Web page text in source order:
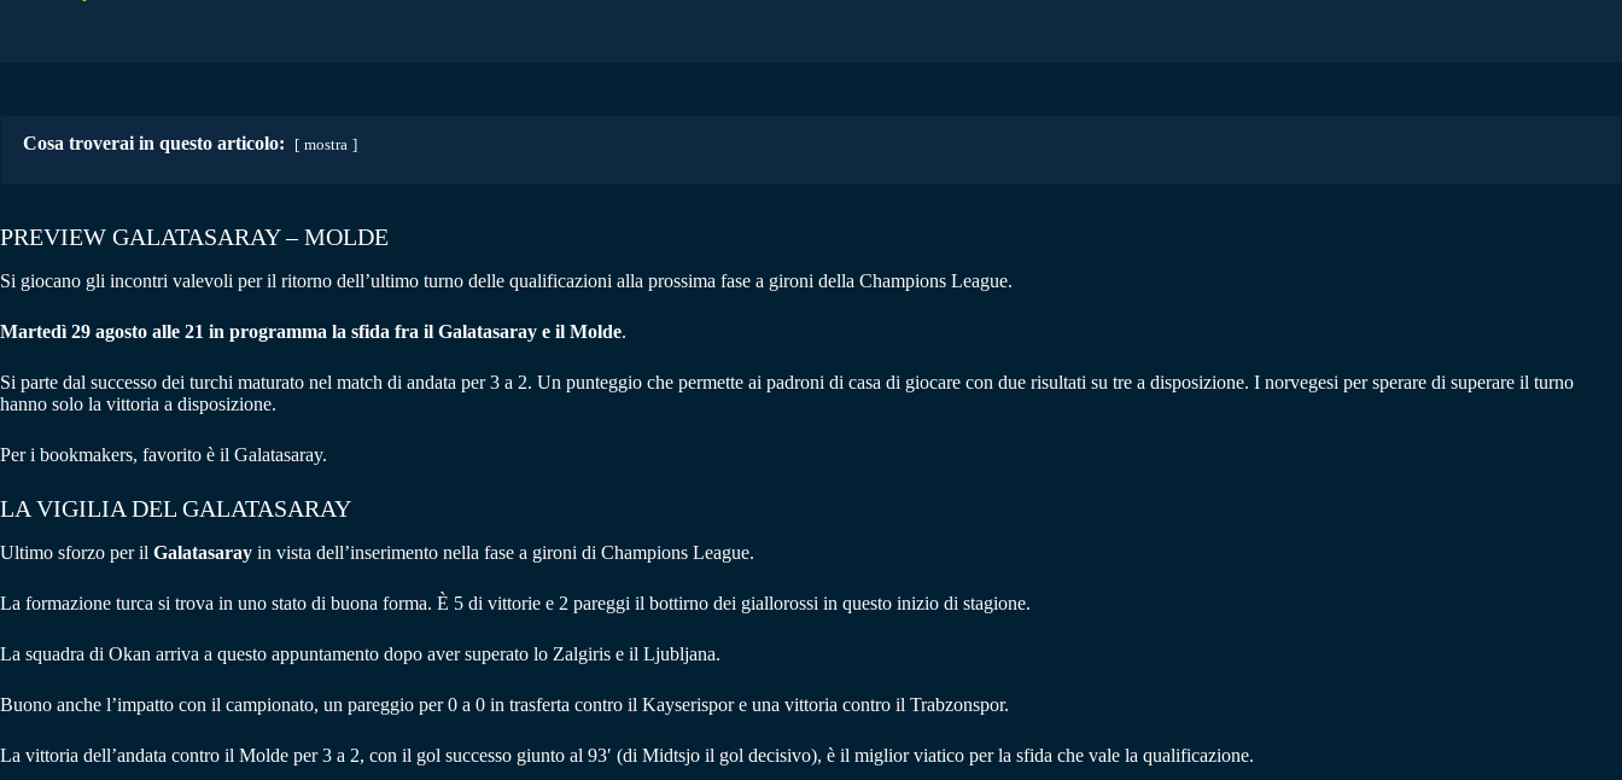
Cosa troverai in questo articolo: mostra
PREVIEW GALATASARAY – MOLDE
Si giocano gli incontri valevoli per il ritorno dell’ultimo turno delle qualificazioni alla prossima fase a gironi della Champions League.
Martedì 29 agosto alle 21 in programma la sfida fra il Galatasaray e il Molde.
Si parte dal successo dei turchi maturato nel match di andata per 3 a 2. Un punteggio che permette ai padroni di casa di giocare con due risultati su tre a disposizione. I norvegesi per sperare di superare il turno
hanno solo la vittoria a disposizione.
Per i bookmakers, favorito è il Galatasaray.
LA VIGILIA DEL GALATASARAY
Ultimo sforzo per il Galatasaray in vista dell’inserimento nella fase a gironi di Champions League.
La formazione turca si trova in uno stato di buona forma. È 5 di vittorie e 2 pareggi il bottirno dei giallorossi in questo inizio di stagione.
La squadra di Okan arriva a questo appuntamento dopo aver superato lo Zalgiris e il Ljubljana.
Buono anche l’impatto con il campionato, un pareggio per 0 a 0 in trasferta contro il Kayserispor e una vittoria contro il Trabzonspor.
La vittoria dell’andata contro il Molde per 3 a 2, con il gol successo giunto al 93′ (di Midtsjo il gol decisivo), è il miglior viatico per la sfida che vale la qualificazione.